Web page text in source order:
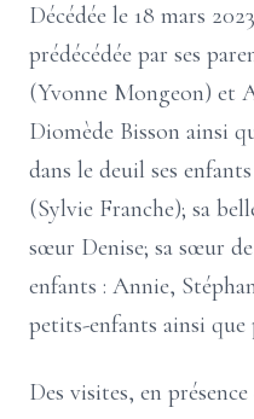
Décédée le 18 mars
prédécédée par ses
(Yvonne Mongeon) et
Diomède Bisson ainsi
dans le deuil ses
(Sylvie Franche); sa
sœur Denise; sa sœur
enfants : Annie,
petits-enfants ainsi que
Des visites, en